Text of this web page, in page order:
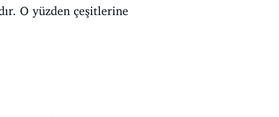
O yüzden çeşitlerine